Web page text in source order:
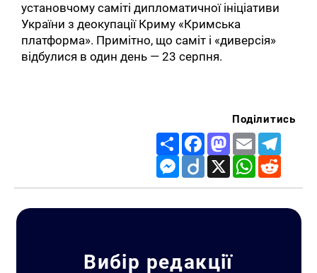
установчому саміті дипломатичної ініціативи
України з деокупації Криму «Кримська
платформа». Примітно, що саміт і «диверсія»
відбулися в один день — 23 серпня.
Поділитись
Share FacebookMastodon
Email
Messenger
Diigo X WhatsApp
Вибір редакції